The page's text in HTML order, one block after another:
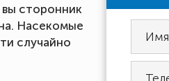
сторонник
Насекомые
случайно